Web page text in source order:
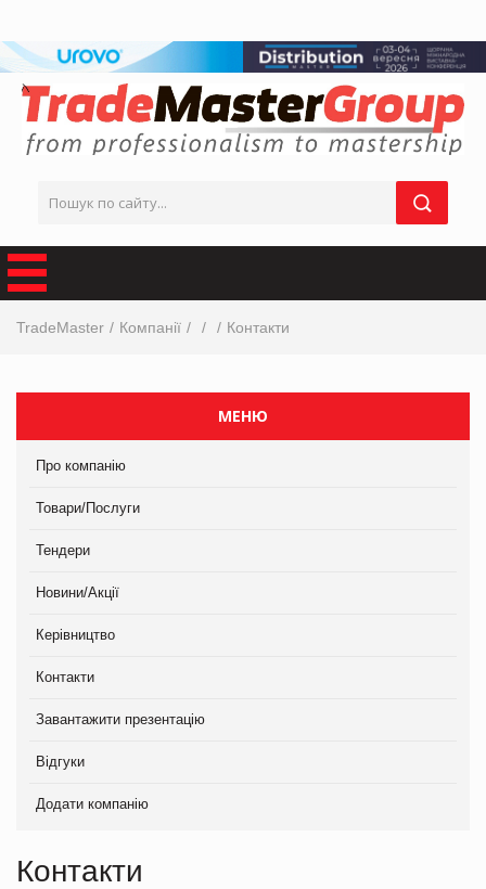
TradeMaster Компанії Контакти
МЕНЮ
Про компанію
Товари/Послуги
Тендери
Новини/Акції
Керівництво
Контакти
Завантажити презентацію
Відгуки
Додати компанію
Контакти